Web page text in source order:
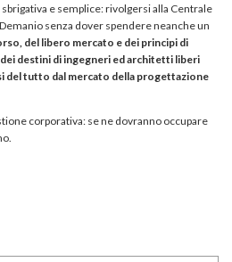
e semplice: rivolgersi alla Centrale
senza dover spendere neanche un
del libero mercato e dei principi di
destini di ingegneri ed architetti liberi
del tutto dal mercato della progettazione
corporativa: se ne dovranno occupare